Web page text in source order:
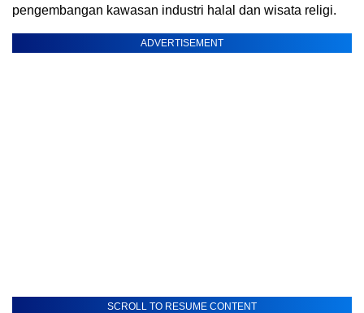
pengembangan kawasan industri halal dan wisata religi.
ADVERTISEMENT
SCROLL TO RESUME CONTENT